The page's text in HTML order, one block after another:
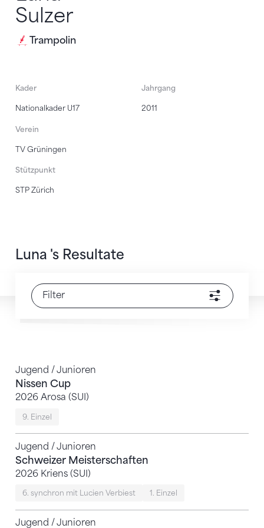
Sulzer
Trampolin
Kader
Nationalkader U17
Jahrgang
2011
Verein
TV Grüningen
Stützpunkt
STP Zürich
Luna 's Resultate
Filter
Jugend / Junioren
Nissen Cup
2026 Arosa (SUI)
9. Einzel
Jugend / Junioren
Schweizer Meisterschaften
2026 Kriens (SUI)
6. synchron mit Lucien Verbiest 1. Einzel
Jugend / Junioren